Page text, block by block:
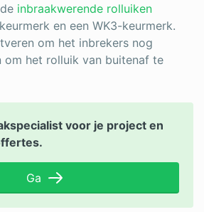
inbraakwerende rolluiken
en een WK3-keurmerk.
om het inbrekers nog
om het rolluik van buitenaf te
voor je project en
Ga